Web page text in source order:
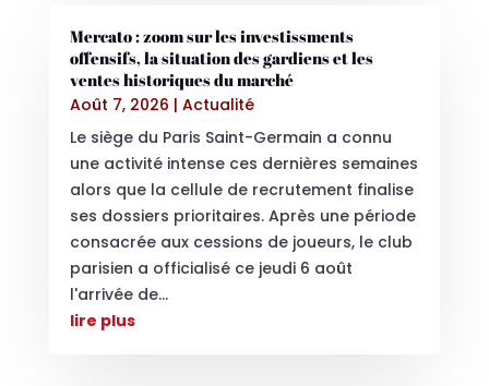
Mercato : zoom sur les investissments
offensifs, la situation des gardiens et les
ventes historiques du marché
Août 7, 2026 | Actualité
Le siège du Paris Saint-Germain a connu
une activité intense ces dernières semaines
alors que la cellule de recrutement finalise
ses dossiers prioritaires. Après une période
consacrée aux cessions de joueurs, le club
parisien a officialisé ce jeudi 6 août
l'arrivée de...
lire plus